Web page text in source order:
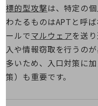
生成AI(Generative AI)
地域の取り組み
地域社会を支える皆さまと地域課
地域経済のさらなる活性化に取り
自治体・地域社会との共創
LGPF(Local Government
標的型攻撃は、特定の
わたるものはAPTと呼
ールでマルウェアを送
入や情報窃取を行うの
多いため、入口対策に
策）も重要です。